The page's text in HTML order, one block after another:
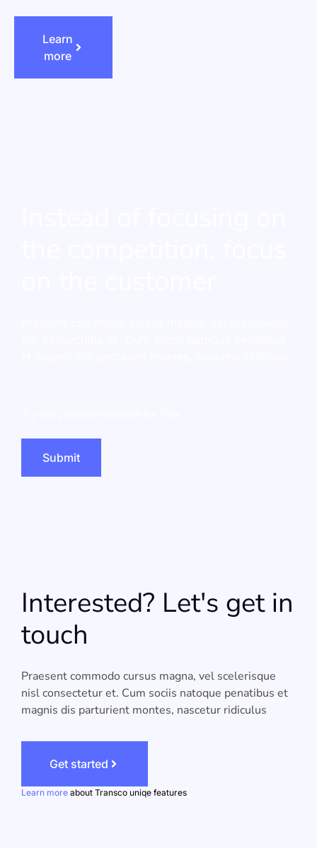
Learn
more
Submit
Interested? Let's get in
touch
Praesent commodo cursus magna, vel scelerisque
nisl consectetur et. Cum sociis natoque penatibus et
magnis dis parturient montes, nascetur ridiculus
Get started
Learn more about Transco uniqe features